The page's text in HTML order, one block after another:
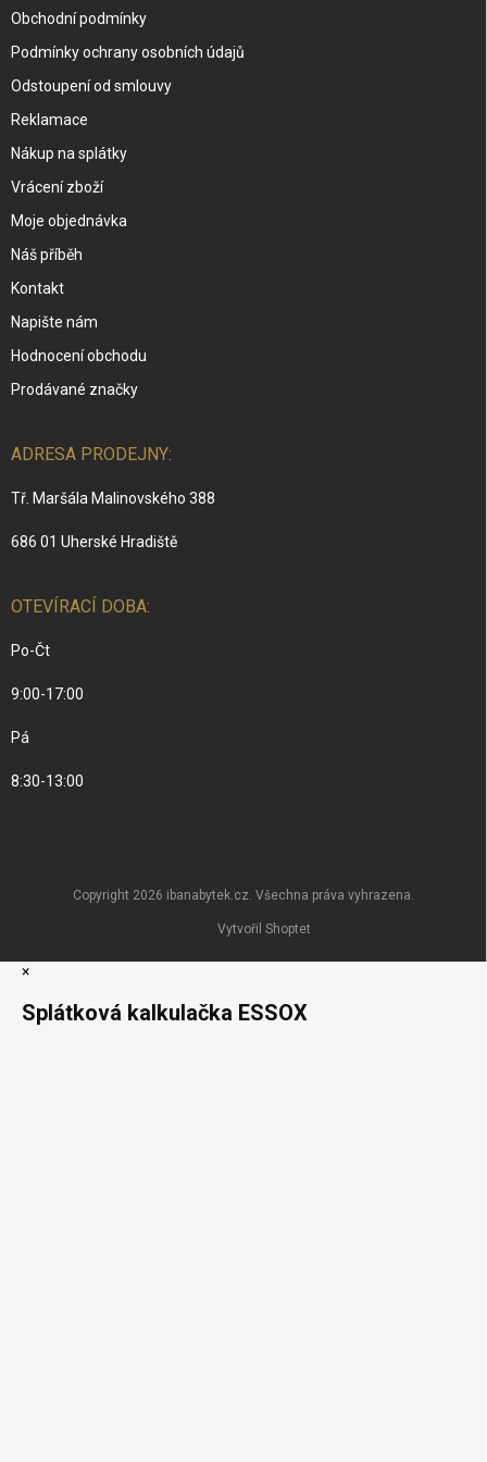
Obchodní podmínky
Podmínky ochrany osobních údajů
Odstoupení od smlouvy
Reklamace
Nákup na splátky
Vrácení zboží
Moje objednávka
Náš příběh
Kontakt
Napište nám
Hodnocení obchodu
Prodávané značky
ADRESA PRODEJNY:
Tř. Maršála Malinovského 388
686 01 Uherské Hradiště
OTEVÍRACÍ DOBA:
Po-Čt
9:00-17:00
Pá
8:30-13:00
Vytvořil Shoptet
Copyright 2026 ibanabytek.cz. Všechna práva vyhrazena.
×
Splátková kalkulačka ESSOX